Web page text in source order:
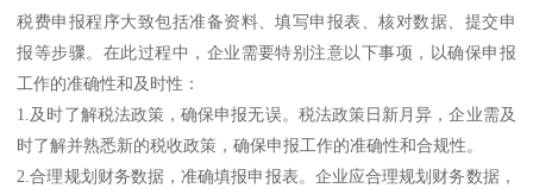
税费申报程序大致包括准备资料、填写申报表、核对数据、提交申
报等步骤。在此过程中，企业需要特别注意以下事项，以确保申报
工作的准确性和及时性：
1.及时了解税法政策，确保申报无误。税法政策日新月异，企业需及
时了解并熟悉新的税收政策，确保申报工作的准确性和合规性。
2.合理规划财务数据，准确填报申报表。企业应合理规划财务数据，